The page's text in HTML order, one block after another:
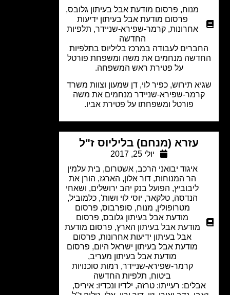
פרסום מודעת אבל בעיתון גלובס,
פרסום מודעת אבל בעיתון ידיעות
אחרונות,קרמר-שפירא-שניידר,תלפיות
לעבודה במרכז בליליוס בתלפיות
מנחמים את משה ומשפחת פורטל
על פטירת ראש המשפחה.
תירוש, כפיר לוי, דן שמעון וצוות משרד
שפירא-שניידר מנחמים את משה
פורטל ומשפחתו על פטירת אביו.
עזרא (מנחם) בליליוס ז"ל
איגוד יבואני הרכב,אשטרום,בית עלמין
הר המנוחות,דור אלון,הארגז, הורן את
,הפועל בנק יהב ירושלים ,ושאחי
,טלקאר,יוסי לוי ושות',כלמוביל,
מטרופולין,מנוח,סופרבוס,פרסום
מודעת אבל בעיתון גלובס, פרסום
מודעת אבל בעיתון הארץ,פרסום מודעת
אבל בעיתון ידיעות אחרונות,פרסום
מודעת אבל בעיתון ישראל היום,פרסום
מודעת אבל בעיתון מעריב,
קרמר-שפירא-שניידר,רמות סוכנויות
תלפיות החדשה
רעייתו: טרזה, ילדיו ונכדיו: איריס,